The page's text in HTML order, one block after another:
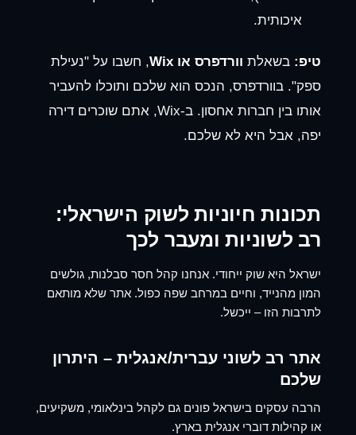
איכותית.
טיפ: בשאלת וורדפרס או Wix
, חשבו על "נעילת
ספק". בוורדפרס, הנכס הוא שלכם ותוכלו להעביר
אותו בין חברות אחסון. ב-Wix, אתם שוכרים דירה
יפה, אבל היא לא שלכם.
תכונות חיוניות לשוק הישראלי:
רב לשוניות ומעבר לכך
ישראל היא שוק ייחודי. אנחנו קהל חסר סבלנות, גולשים
המון מהנייד, וחיים במרחב שפה כפול. אתר שלא מותאם
לתרבות הזו – ייכשל.
אתר רב לשוני עברית/אנגלית – היתרון
שלכם
הרבה עסקים בישראל פונים גם לקהל בינלאומי, משקיעים,
או קהילות דוברי אנגלית בארץ.